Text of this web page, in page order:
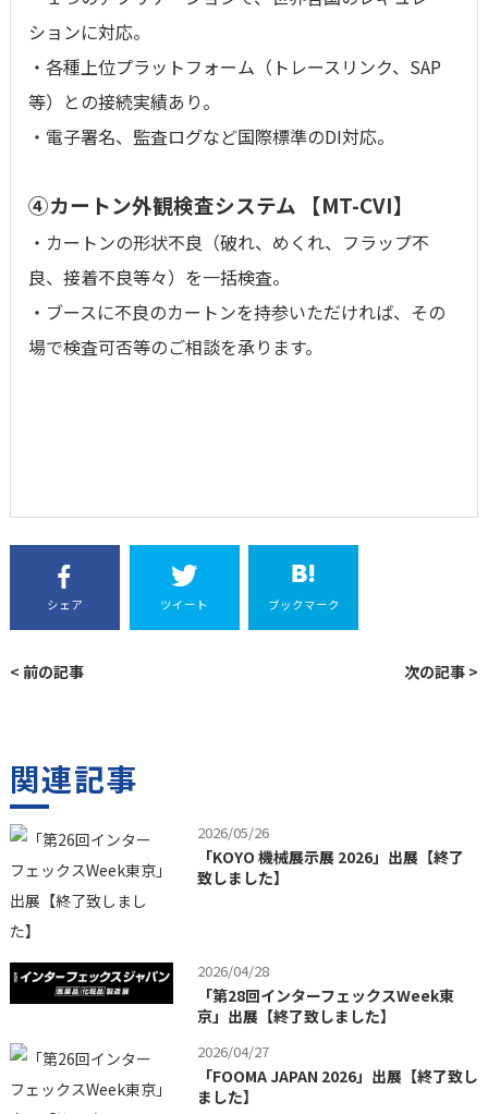
ションに対応。
・各種上位プラットフォーム（トレースリンク、SAP
等）との接続実績あり。
・電子署名、監査ログなど国際標準のDI対応。
④カートン外観検査システム 【MT-CVI】
・カートンの形状不良（破れ、めくれ、フラップ不
良、接着不良等々）を一括検査。
・ブースに不良のカートンを持参いただければ、その
場で検査可否等のご相談を承ります。
シェア ツイート ブックマーク
< 前の記事 次の記事 >
関連記事
2026/05/26
「KOYO 機械展示展 2026」出展【終了
致しました】
2026/04/28
「第28回インターフェックスWeek東
京」出展【終了致しました】
2026/04/27
「FOOMA JAPAN 2026」出展【終了致し
ました】